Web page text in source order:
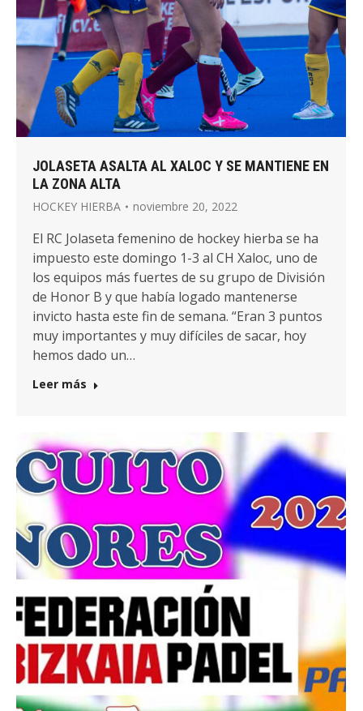
JOLASETA ASALTA AL XALOC Y SE MANTIENE EN
LA ZONA ALTA
HOCKEY HIERBA noviembre 20, 2022
El RC Jolaseta femenino de hockey hierba se ha
impuesto este domingo 1-3 al CH Xaloc, uno de
los equipos más fuertes de su grupo de División
de Honor B y que había logado mantenerse
invicto hasta este fin de semana. “Eran 3 puntos
muy importantes y muy difíciles de sacar, hoy
hemos dado un…
Leer más